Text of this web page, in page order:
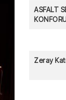
ASFALT
Zeray